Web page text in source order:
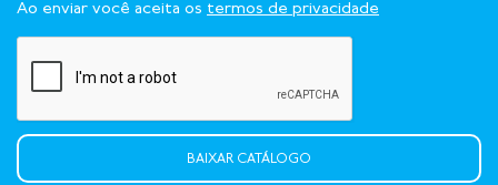
Ao enviar você aceita os termos de privacidade